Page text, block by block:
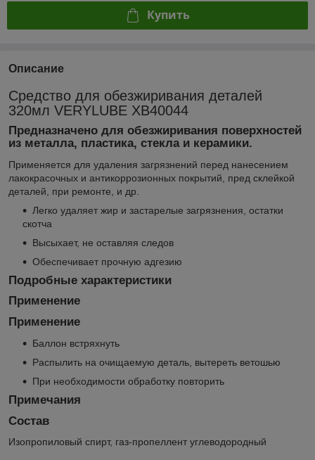
Купить
Описание
Средство для обезжиривания деталей
320мл VERYLUBE XB40044
Предназначено для обезжиривания поверхностей
из металла, пластика, стекла и керамики.
Применяется для удаления загрязнений перед нанесением
лакокрасочных и антикоррозионных покрытий, пред склейкой
деталей, при ремонте, и др.
Легко удаляет жир и застарелые загрязнения, остатки
скотча
Высыхает, не оставляя следов
Обеспечивает прочную адгезию
Подробные характеристики
Применение
Применение
Баллон встряхнуть
Распылить на очищаемую деталь, вытереть ветошью
При необходимости обработку повторить
Примечания
Состав
Изопропиловый спирт, газ-пропеллент углеводородный